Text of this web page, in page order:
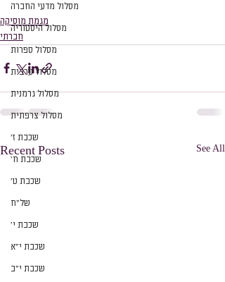
מסלול מדעי החברה
מסלול היסטוריה
מסלול ספרות
מסלול ערבית
מסלול גרמנית
מסלול צרפתית
שכבת ז׳
שכבת ח׳
שכבת ט׳
של״ח
שכבת י׳
שכבת י״א
שכבת י״ב
מגמת מוסיקה
חברתי
Recent Posts See All